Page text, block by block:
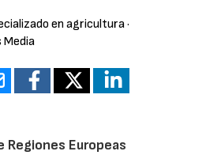
en agricultura·
Regiones Europeas